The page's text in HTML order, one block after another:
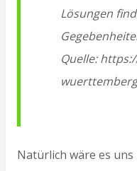
Lösungen
Quelle:
Natürlich wäre es